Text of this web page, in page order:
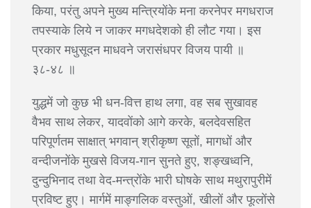
किया, परंतु अपने मुख्य मन्त्रियोंके मना करनेपर मगधराज
तपस्याके लिये न जाकर मगधदेशको ही लौट गया। इस
प्रकार मधुसूदन माधवने जरासंधपर विजय पायी ॥
३८-४८ ॥
युद्धमें जो कुछ भी धन-वित्त हाथ लगा, वह सब सुखावह
वैभव साथ लेकर, यादवोंको आगे करके, बलदेवसहित
परिपूर्णतम साक्षात् भगवान् श्रीकृष्ण सूतों, मागधों और
वन्दीजनोंके मुखसे विजय-गान सुनते हुए, शङ्खध्वनि,
दुन्दुभिनाद तथा वेद-मन्त्रोंके भारी घोषके साथ मथुरापुरीमें
प्रविष्ट हुए। मार्गमें माङ्गलिक वस्तुओं, खीलों और फूलोंसे